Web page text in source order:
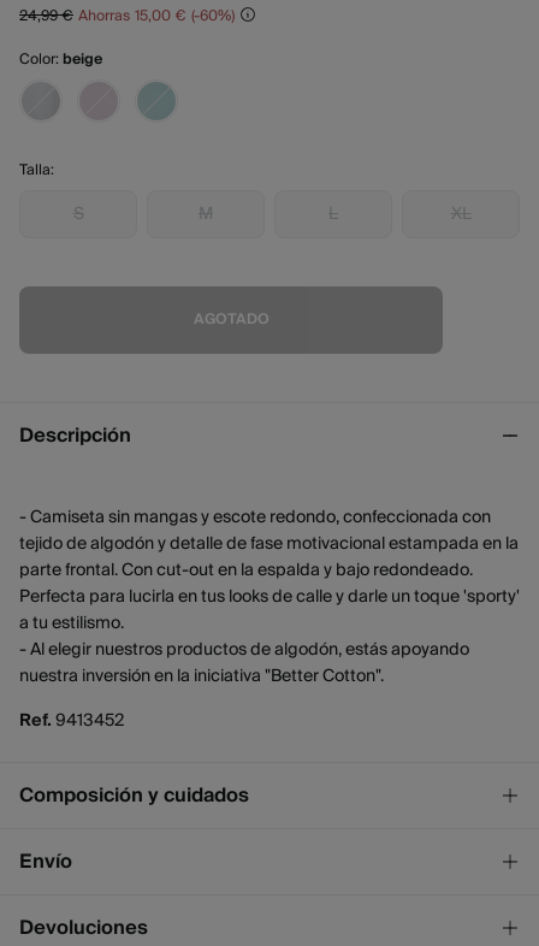
24,99 €Ahorras15,00 € 60
Color: beige
Talla:
S M L XL
AGOTADO
Descripción
- Camiseta sin mangas y escote redondo, confeccionada con
tejido de algodón y detalle de fase motivacional estampada en la
parte frontal. Con cut-out en la espalda y bajo redondeado.
Perfecta para lucirla en tus looks de calle y darle un toque 'sporty'
a tu estilismo.
- Al elegir nuestros productos de algodón, estás apoyando
nuestra inversión en la iniciativa "Better Cotton".
Ref.9413452
Composición y cuidados
Composición
Cuidados
Envío
Envío a tienda
¡GRATIS!
Devoluciones